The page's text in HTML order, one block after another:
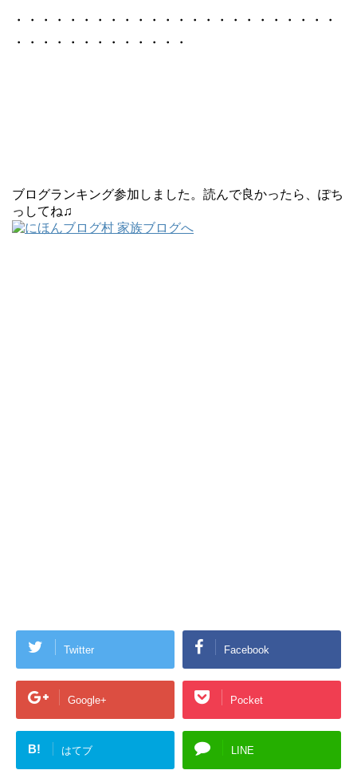
・・・・・・・・・・・・・・・・・・・・・・・・
・・・・・・・・・・・・・
ブログランキング参加しました。読んで良かったら、ぽち
っしてね♫
Twitter Facebook
Google+ Pocket
B! はてブ LINE